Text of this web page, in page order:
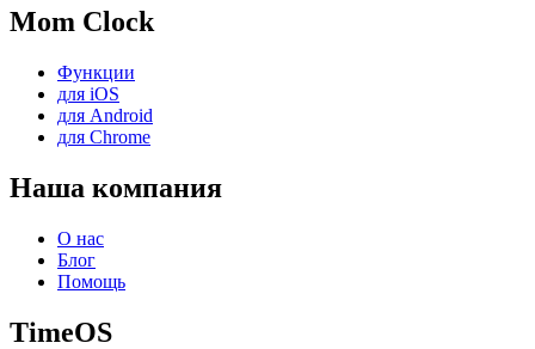
Mom Clock
Функции
для iOS
для Android
для Chrome
Наша компания
О нас
Блог
Помощь
TimeOS